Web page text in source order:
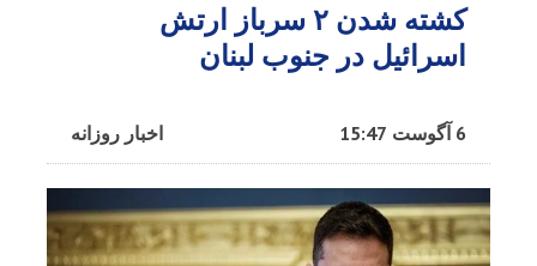
کشته شدن ۲ سرباز ارتش
اسرائیل در جنوب لبنان
اخبار روزانه 6 آگوست 15:47